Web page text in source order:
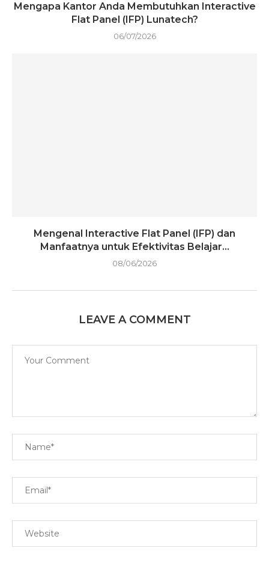
Mengapa Kantor Anda Membutuhkan Interactive
Flat Panel (IFP) Lunatech?
06/07/2026
Mengenal Interactive Flat Panel (IFP) dan
Manfaatnya untuk Efektivitas Belajar...
08/06/2026
LEAVE A COMMENT